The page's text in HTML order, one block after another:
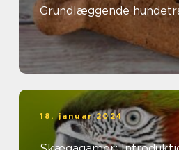
Grundlæggende
18. januar 2024